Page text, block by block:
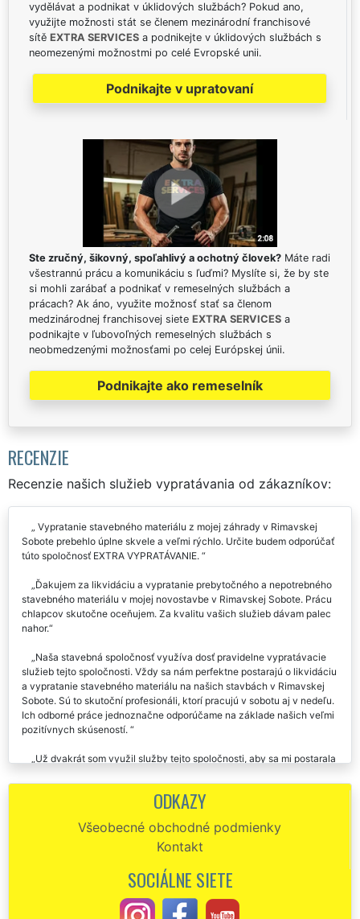
vydělávat a podnikat v úklidových službách? Pokud ano,
využijte možnosti stát se členem mezinárodní franchisové
sítě EXTRA SERVICES a podnikejte v úklidových službách s
neomezenými možnostmi po celé Evropské unii.
Podnikajte v upratovaní
Ste zručný, šikovný, spoľahlivý a ochotný človek? Máte radi
všestrannú prácu a komunikáciu s ľuďmi? Myslíte si, že by ste
si mohli zarábať a podnikať v remeselných službách a
prácach? Ak áno, využite možnosť stať sa členom
medzinárodnej franchisovej siete EXTRA SERVICES a
podnikajte v ľubovoľných remeselných službách s
neobmedzenými možnosťami po celej Európskej únii.
Podnikajte ako remeselník
RECENZIE
Recenzie našich služieb vypratávania od zákazníkov:
Vypratanie stavebného materiálu z mojej záhrady v Rimavskej
Sobote prebehlo úplne skvele a veľmi rýchlo. Určite budem odporúčať
túto spoločnosť EXTRA VYPRATÁVANIE.
Ďakujem za likvidáciu a vypratanie prebytočného a nepotrebného
stavebného materiálu v mojej novostavbe v Rimavskej Sobote. Prácu
chlapcov skutočne oceňujem. Za kvalitu vašich služieb dávam palec
nahor.
Naša stavebná spoločnosť využíva dosť pravidelne vypratávacie
služieb tejto spoločnosti. Vždy sa nám perfektne postarajú o likvidáciu
a vypratanie stavebného materiálu na našich stavbách v Rimavskej
Sobote. Sú to skutoční profesionáli, ktorí pracujú v sobotu aj v nedeľu.
Ich odborné práce jednoznačne odporúčame na základe našich veľmi
pozitívnych skúseností.
Už dvakrát som využil služby tejto spoločnosti, aby sa mi postarala
Sobote a samozrejme aby zaistili i jeho likvidáciu. So službami firmy
EXTRA VYPRATÁVANIE som veľmi spokojný. Vždy presne sedelo
tejto spoločnosti.
stavebného materiálu v Rimavskej Sobote, ktorý sa nachádzal v
nehnuteľnosti, ktorú som zakúpil. Ich profesionálne služby môžem
ODKAZY
Všeobecné obchodné podmienky
Kontakt
SOCIÁLNE SIETE